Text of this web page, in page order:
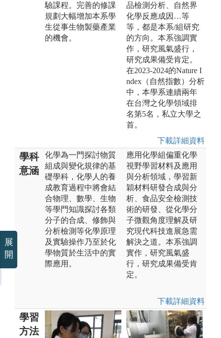
驗課程。完善的修課
規劃大幅增加本系學
生從事生物製藥產業
的機會。
品檢測分析、自然界
化學反應成因…等
等，都是本系/組研究
的方向。本系強調實
作，研究風氣盛行，
研究成果備受肯定。
在2023-2024的Nature I
ndex（自然指數）分析
中，本學系連續兩年
在台灣之化學領域排
名第5名，私立大學之
首。
下載詳細資料
學科
意涵
化學為一門探討物質
組成與變化規律的基
礎學科，化學人的養
成教育過程中將會結
合物理、數學、生物
等學門知識探討各類
分子的合成、修飾與
分析檢測等化學原理
及實驗操作乃至於化
學物質於生活中的實
際應用。
應用化學組偏重化學
視野學習材料及應用
與分析領域，學習新
穎材料研發合成與分
析、食品安全檢測技
術的研發、從化學分
子微觀角度理解及研
究現代科技進展急需
解決之道。本系強調
實作，研究風氣盛
行，研究成果備受肯
定。
下載詳細資料
學習
方法
未上傳圖片
展
開